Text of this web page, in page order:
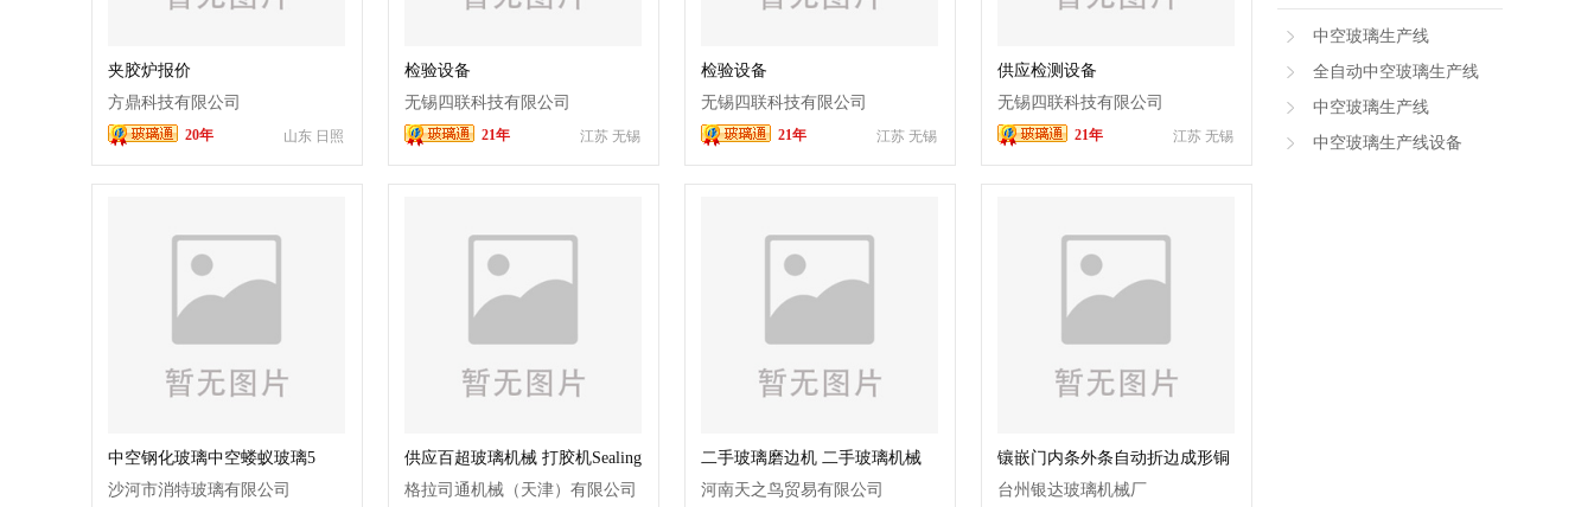
夹胶炉报价
方鼎科技有限公司
山东 日照
20年
检验设备
无锡四联科技有限公司
江苏 无锡
21年
检验设备
无锡四联科技有限公司
江苏 无锡
21年
供应检测设备
无锡四联科技有限公司
江苏 无锡
21年
中空钢化玻璃中空蝼蚁玻璃5
12A 5
沙河市消特玻璃有限公司
供应百超玻璃机械 打胶机Sealing
robot
格拉司通机械（天津）有限公司
二手玻璃磨边机 二手玻璃机械
河南天之鸟贸易有限公司
镶嵌门内条外条自动折边成形铜
条机设备
台州银达玻璃机械厂
中空玻璃生产线
全自动中空玻璃生产线
中空玻璃生产线
中空玻璃生产线设备